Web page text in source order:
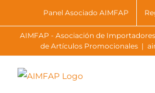
to
content
Panel Asociado AIMFAP
AIMFAP - Asociación de
de Artículos Promocionales |